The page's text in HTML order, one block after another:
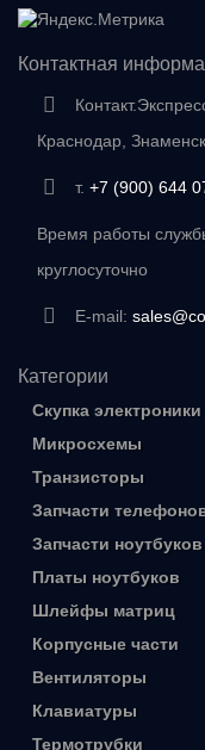
Контактная
Краснодар,
т. +7 (900) 644
Время работы
круглосуточно
E-mail:
Категории
Скупка электроники
Микросхемы
Транзисторы
Запчасти
Запчасти ноутбуков
Платы ноутбуков
Шлейфы матриц
Корпусные части
Вентиляторы
Клавиатуры
Термотрубки